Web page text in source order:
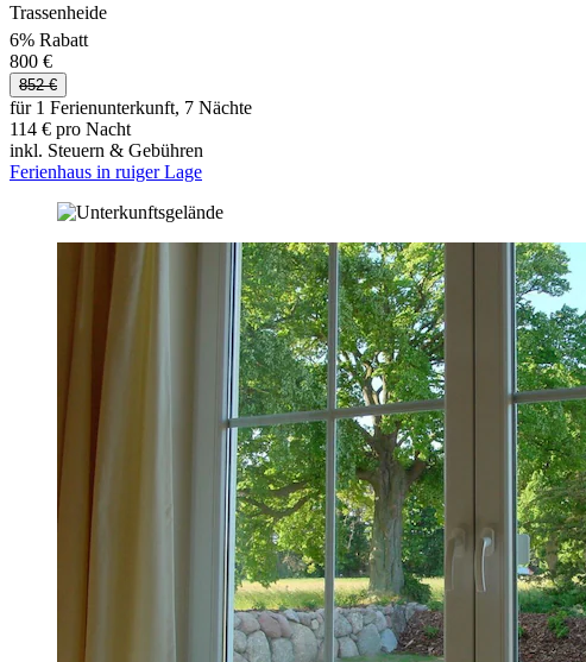
Trassenheide
6% Rabatt
800 €
852 €
für 1 Ferienunterkunft, 7 Nächte
114 € pro Nacht
inkl. Steuern & Gebühren
Ferienhaus in ruiger Lage